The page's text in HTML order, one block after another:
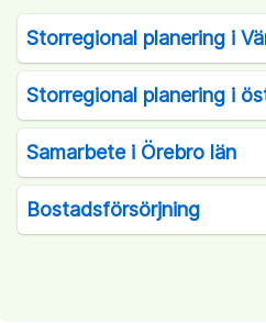
Storregional planering i
Storregional planering i
Samarbete i Örebro län
Bostadsförsörjning